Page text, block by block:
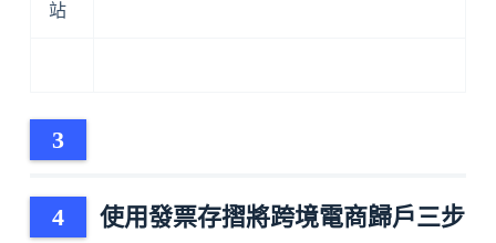
站
使用發票存摺將跨境電商歸戶三步